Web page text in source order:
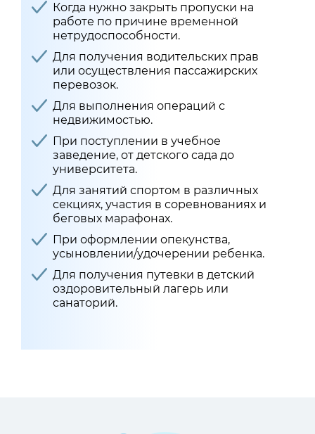
Когда нужно закрыть пропуски на
работе по причине временной
нетрудоспособности.
Для получения водительских прав
или осуществления пассажирских
перевозок.
Для выполнения операций с
недвижимостью.
При поступлении в учебное
заведение, от детского сада до
университета.
Для занятий спортом в различных
секциях, участия в соревнованиях и
беговых марафонах.
При оформлении опекунства,
усыновлении/удочерении ребенка.
Для получения путевки в детский
оздоровительный лагерь или
санаторий.